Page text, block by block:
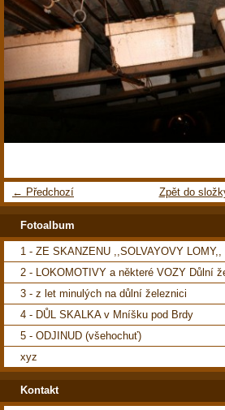
← Předchozí Zpět do
Fotoalbum
1 - ZE SKANZENU ,,SOLVAYOVY LOMY,,
2 - LOKOMOTIVY a některé VOZY Důlní
3 - z let minulých na důlní železnici
4 - DŮL SKALKA v Mníšku pod Brdy
5 - ODJINUD (všehochuť)
xyz
Kontakt